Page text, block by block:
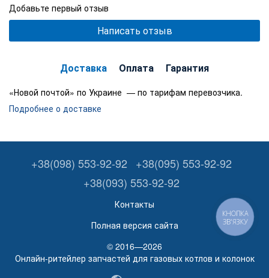
Добавьте первый отзыв
Написать отзыв
Доставка Оплата Гарантия
«Новой почтой» по Украине — по тарифам перевозчика.
Подробнее о доставке
+38(098) 553-92-92
+38(095) 553-92-92
+38(093) 553-92-92
Контакты
Полная версия сайта
© 2016—2026
Онлайн-ритейлер запчастей для газовых котлов и колонок
КНОПКА
ЗВ'ЯЗКУ